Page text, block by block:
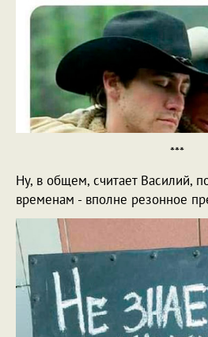
***
Ну, в общем, считает Василий,
временам - вполне резонное